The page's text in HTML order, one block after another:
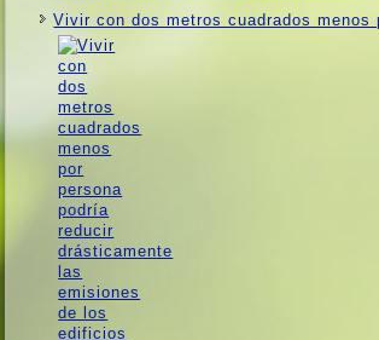
Vivir con dos metros cuadrados menos